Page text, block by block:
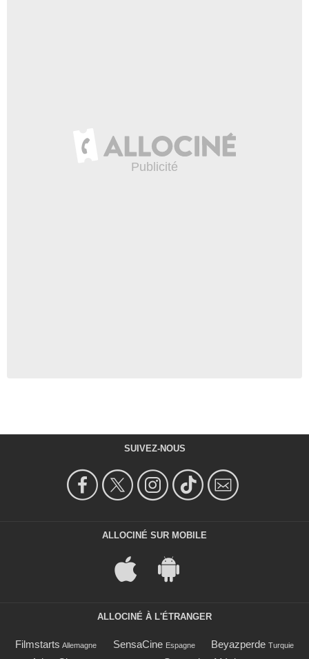
SUIVEZ-NOUS
ALLOCINÉ SUR MOBILE
ALLOCINÉ À L'ÉTRANGER
Filmstarts Allemagne SensaCine Espagne Beyazperde Turquie